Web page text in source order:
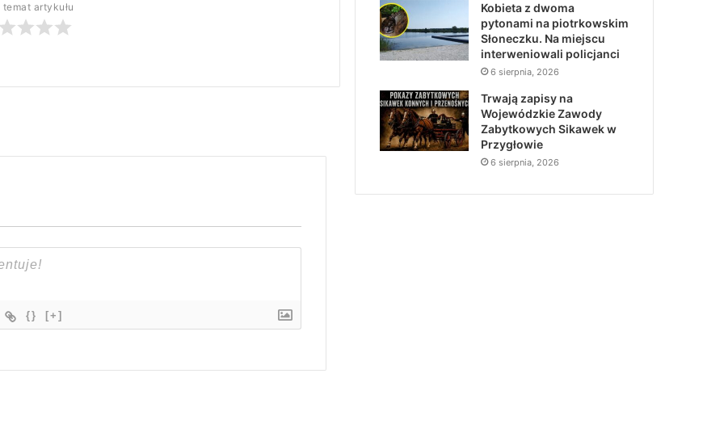
temat artykułu
{} [+]
Kobieta z dwoma
pytonami na piotrkowskim
Słoneczku. Na miejscu
interweniowali policjanci
6 sierpnia, 2026
Trwają zapisy na
Wojewódzkie Zawody
Zabytkowych Sikawek w
Przygłowie
6 sierpnia, 2026